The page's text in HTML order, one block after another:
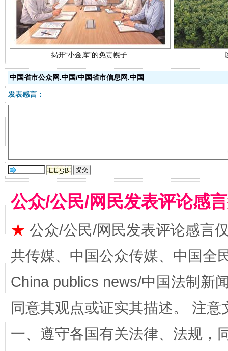
全民健身五年计划来了！等你上场
中国省市公众网.中国/中国省市信息网.中国
发表感言：
公众/公民/网民发表评论感
★ 公众/公民/网民发表评论感言
共传媒、中国公众传媒、中国全
China publics news/中国法制新
同意其观点或证实其描述。 注
一、遵守各国有关法律、法规，